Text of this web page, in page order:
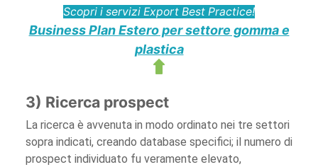
Scopri i servizi Export Best Practice!
Business Plan Estero per settore gomma e
plastica
3) Ricerca prospect
La ricerca è avvenuta in modo ordinato nei tre settori
sopra indicati, creando database specifici; il numero di
prospect individuato fu veramente elevato,